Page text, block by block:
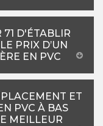
D'ÉTABLIR
PRIX D’UN
EN PVC
ET
PVC À BAS
MEILLEUR